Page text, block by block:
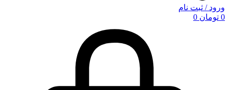
ورود / ثبت نام
0 تومان 0